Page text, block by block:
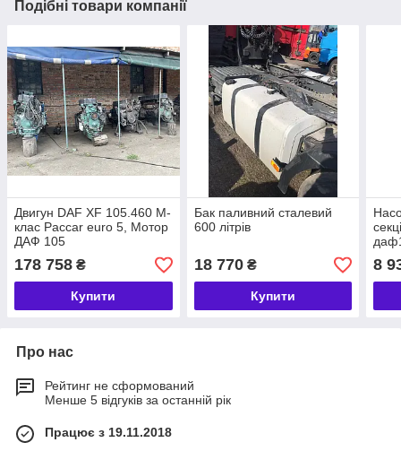
Подібні товари компанії
Двигун DAF XF 105.460 M-
клас Paccar euro 5, Мотор
ДАФ 105
178 758 ₴
Купити
Бак паливний сталевий
600 літрів
18 770₴
Купити
8
Про нас
Рейтинг не сформований
Менше 5 відгуків за останній рік
Працює з 19.11.2018